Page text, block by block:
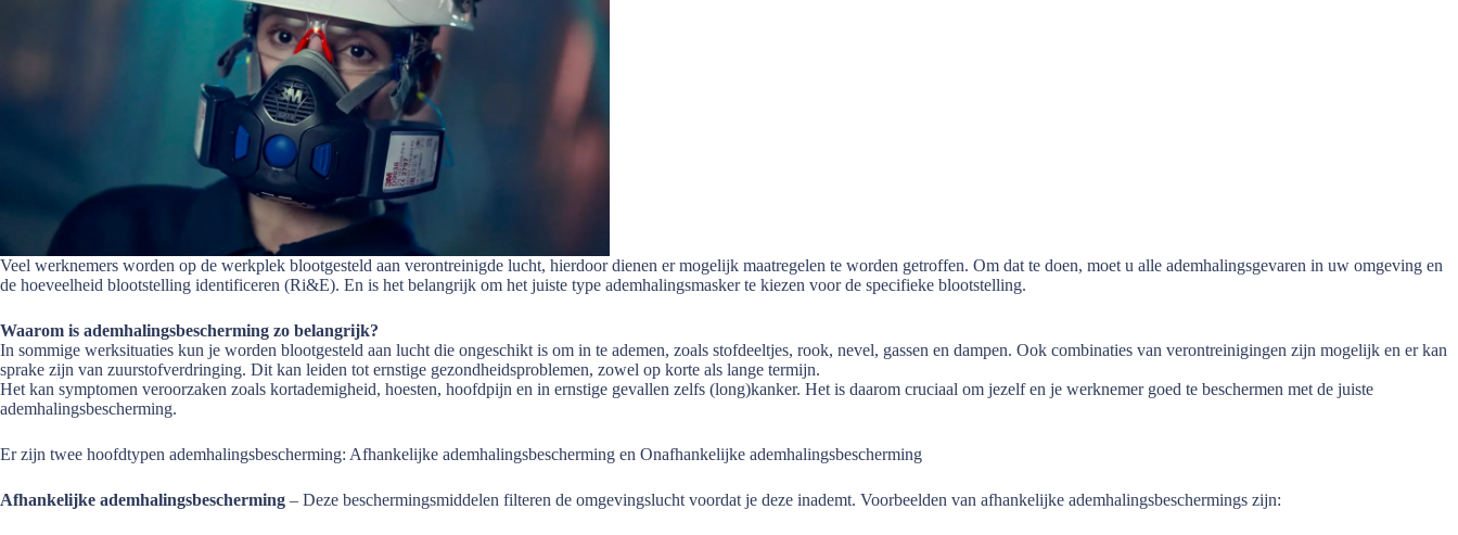
Veel werknemers worden op de werkplek blootgesteld aan verontreinigde lucht, hierdoor dienen er mogelijk maatregelen te worden getroffen. Om dat te doen, moet u alle ademhalingsgevaren in uw omgeving en
de hoeveelheid blootstelling identificeren (Ri&E). En is het belangrijk om het juiste type ademhalingsmasker te kiezen voor de specifieke blootstelling.
Waarom is ademhalingsbescherming zo belangrijk?
In sommige werksituaties kun je worden blootgesteld aan lucht die ongeschikt is om in te ademen, zoals stofdeeltjes, rook, nevel, gassen en dampen. Ook combinaties van verontreinigingen zijn mogelijk en er kan
sprake zijn van zuurstofverdringing. Dit kan leiden tot ernstige gezondheidsproblemen, zowel op korte als lange termijn.
Het kan symptomen veroorzaken zoals kortademigheid, hoesten, hoofdpijn en in ernstige gevallen zelfs (long)kanker. Het is daarom cruciaal om jezelf en je werknemer goed te beschermen met de juiste
ademhalingsbescherming.
Er zijn twee hoofdtypen ademhalingsbescherming: Afhankelijke ademhalingsbescherming en Onafhankelijke ademhalingsbescherming
Afhankelijke ademhalingsbescherming – Deze beschermingsmiddelen filteren de omgevingslucht voordat je deze inademt. Voorbeelden van afhankelijke ademhalingsbeschermings zijn: